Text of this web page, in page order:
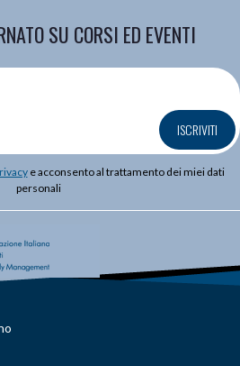
SU CORSI ED EVENTI
ISCRIVITI
e acconsento al trattamento dei miei dati
personali